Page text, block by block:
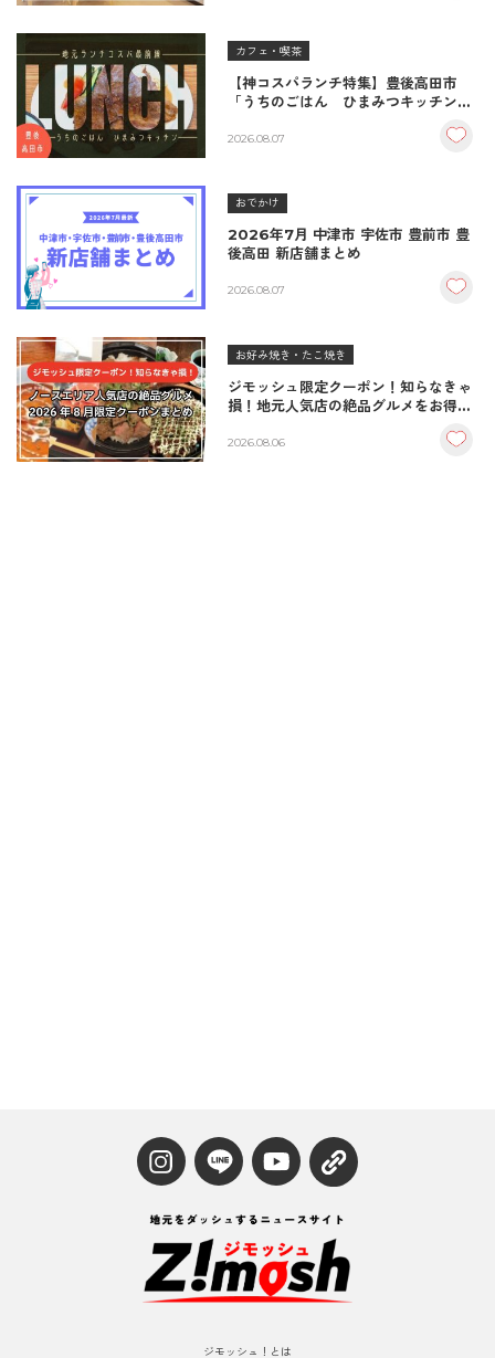
カフェ・喫茶
【神コスパランチ特集】豊後高田市
「うちのごはん ひまみつキッチン」
＆生姜焼き！
2026.08.07
おでかけ
2026年7月 中津市 宇佐市 豊前市 豊
後高田 新店舗まとめ
2026.08.07
お好み焼き・たこ焼き
ジモッシュ限定クーポン！知らなきゃ
損！地元人気店の絶品グルメをお得に
2026.08.06
ジモッシュ！とは